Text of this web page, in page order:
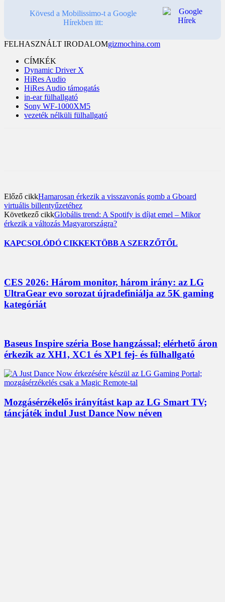
Kövesd a Mobilissimo-t a Google
Hírekben itt:
FELHASZNÁLT IRODALOMgizmochina.com
CÍMKÉK
Dynamic Driver X
HiRes Audio
HiRes Audio támogatás
in-ear fülhallgató
Sony WF-1000XM5
vezeték nélküli fülhallgató
Előző cikkHamarosan érkezik a visszavonás gomb a Gboard
virtuális billentyűzetéhez
Következő cikkGlobális trend: A Spotify is díjat emel – Mikor
érkezik a változás Magyarországra?
KAPCSOLÓDÓ CIKKEKTÖBB A SZERZŐTŐL
CES 2026: Három monitor, három irány: az LG
UltraGear evo sorozat újradefiniálja az 5K gaming
kategóriát
Baseus Inspire széria Bose hangzással; elérhető áron
érkezik az XH1, XC1 és XP1 fej- és fülhallgató
Mozgásérzékelős irányítást kap az LG Smart TV;
táncjáték indul Just Dance Now néven